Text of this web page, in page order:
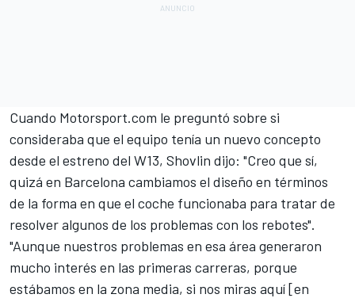
Cuando Motorsport.com le preguntó sobre si
consideraba que el equipo tenía un nuevo concepto
desde el estreno del W13, Shovlin dijo: "Creo que sí,
quizá en Barcelona cambiamos el diseño en términos
de la forma en que el coche funcionaba para tratar de
resolver algunos de los problemas con los rebotes".
"Aunque nuestros problemas en esa área generaron
mucho interés en las primeras carreras, porque
estábamos en la zona media, si nos miras aquí [en